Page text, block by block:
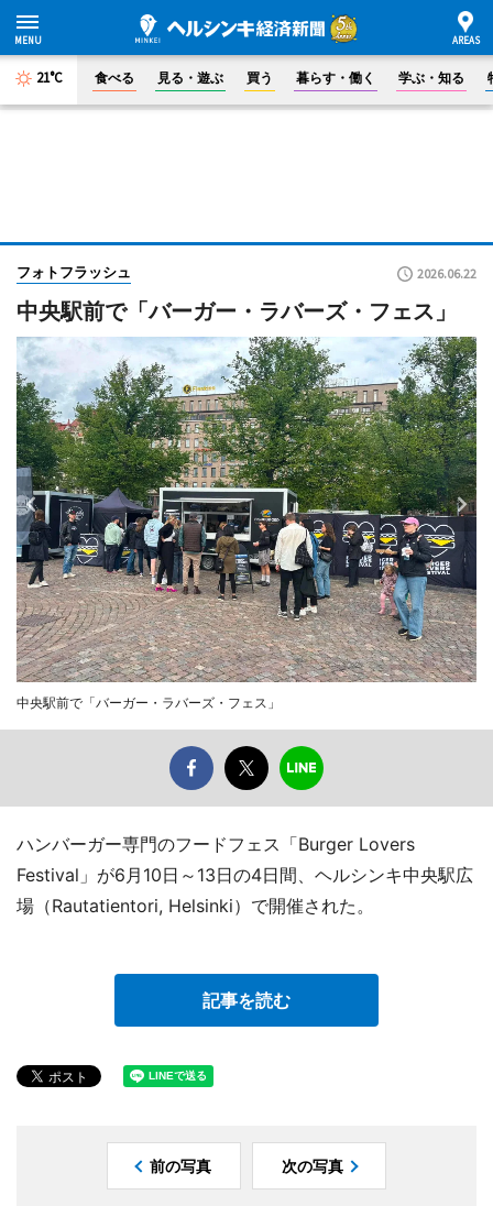
21°C 食べる 見る・遊ぶ 買う 暮らす・働く 学ぶ・知る
フォトフラッシュ 2026.06.22
中央駅前で「バーガー・ラバーズ・フェス」
中央駅前で「バーガー・ラバーズ・フェス」
ハンバーガー専門のフードフェス「Burger Lovers
Festival」が6月10日～13日の4日間、ヘルシンキ中央駅広
場（Rautatientori, Helsinki）で開催された。
記事を読む
前の写真 次の写真